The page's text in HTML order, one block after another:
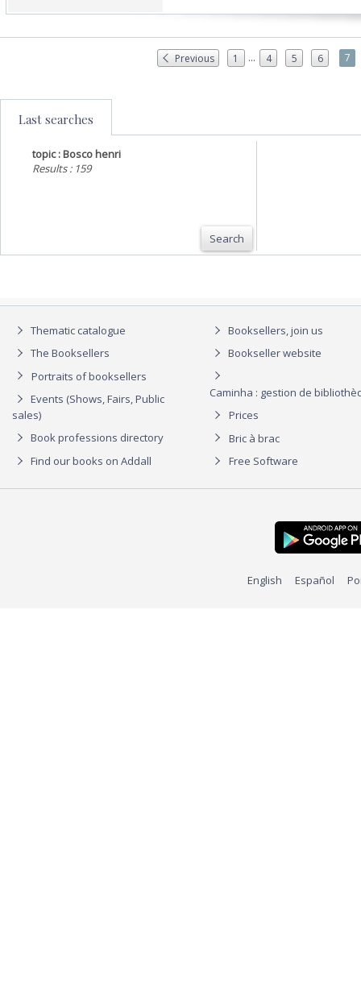
Previous 1 ... 4 5 6 7
Last searches
topic : Bosco henri
Results : 159
Search
Thematic catalogue
The Booksellers
Portraits of booksellers
Events (Shows, Fairs, Public
sales)
Book professions directory
Find our books on Addall
Booksellers, join us
Bookseller website
Caminha : gestion de
Prices
Bric à brac
Free Software
English Español